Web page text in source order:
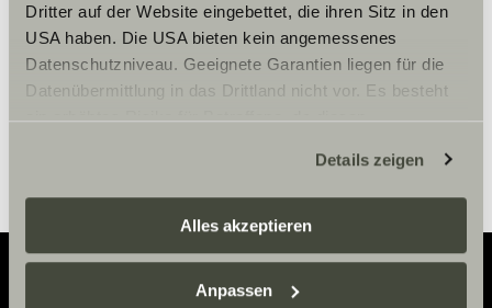
Dritter auf der Website eingebettet, die ihren Sitz in den
USA haben. Die USA bieten kein angemessenes
Datenschutzniveau. Geeignete Garantien liegen für die
Datenübermittlung in das Drittland nicht vor. Es besteht
ein erhöhtes Risiko für Betroffene, da diesen
zustehen. Eingesetzte Dienstleister können Daten für
eigene Zwecke verarbeiten und mit anderen Daten
zusammenführen. Weitere Informationen finden Sie hier:
Datenschutzerklärung
einzelne Cookies/Dienste in den Einstellungen aus,
Details zeigen
Alles akzeptieren
Anpassen
Cookie-indstillinger